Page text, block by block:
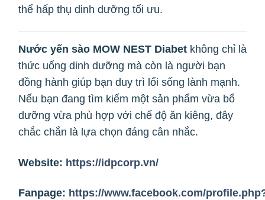
thể hấp thụ dinh dưỡng tối ưu.
Nước yến sào MOW NEST Diabet không chỉ là
thức uống dinh dưỡng mà còn là người bạn
đồng hành giúp bạn duy trì lối sống lành mạnh.
Nếu bạn đang tìm kiếm một sản phẩm vừa bổ
dưỡng vừa phù hợp với chế độ ăn kiêng, đây
chắc chắn là lựa chọn đáng cân nhắc.
Website: https://idpcorp.vn/
Fanpage: https://www.facebook.com/